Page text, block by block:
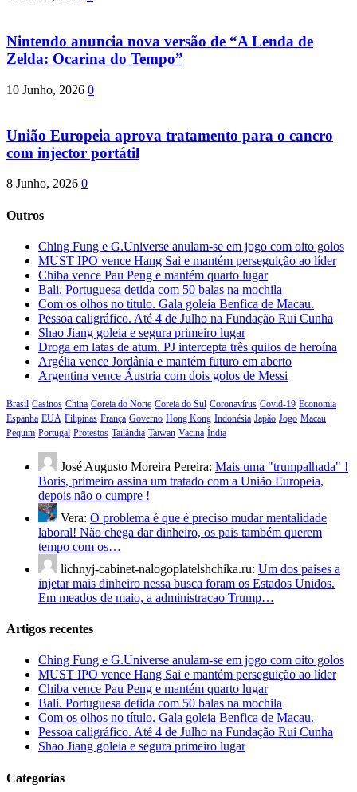
Nintendo anuncia nova versão de “A Lenda de
Zelda: Ocarina do Tempo”
10 Junho, 2026 0
União Europeia aprova tratamento para o cancro
com injector portátil
8 Junho, 2026 0
Outros
Ching Fung e G.Universe anulam-se em jogo com oito golos
MUST IPO vence Hang Sai e mantém perseguição ao líder
Chiba vence Pau Peng e mantém quarto lugar
Bali. Portuguesa detida com 50 balas na mochila
Com os olhos no título. Gala goleia Benfica de Macau.
Pessoa caligráfico. Até 4 de Julho na Fundação Rui Cunha
Shao Jiang goleia e segura primeiro lugar
Droga em latas de atum. PJ intercepta três quilos de heroína
Argélia vence Jordânia e mantém futuro em aberto
Argentina vence Áustria com dois golos de Messi
Brasil Casinos China Coreia do Norte Coreia do Sul Coronavírus Covid-19 Economia
Espanha EUA Filipinas França Governo Hong Kong Indonésia Japão Jogo Macau
Pequim Portugal Protestos Tailândia Taiwan Vacina Índia
José Augusto Moreira Pereira: Mais uma "trumpalhada" !
Boris, primeiro assina um tratado com a União Europeia,
depois não o cumpre !
Vera: O problema é que é preciso mudar mentalidade
laboral! Não chega dar dinheiro, os pais também querem
tempo com os…
lichnyj-cabinet-nalogoplatelshchika.ru: Um dos paises a
injetar mais dinheiro nessa busca foram os Estados Unidos.
Em meados de maio, a administracao Trump…
Artigos recentes
Ching Fung e G.Universe anulam-se em jogo com oito golos
MUST IPO vence Hang Sai e mantém perseguição ao líder
Chiba vence Pau Peng e mantém quarto lugar
Bali. Portuguesa detida com 50 balas na mochila
Com os olhos no título. Gala goleia Benfica de Macau.
Pessoa caligráfico. Até 4 de Julho na Fundação Rui Cunha
Shao Jiang goleia e segura primeiro lugar
Categorias